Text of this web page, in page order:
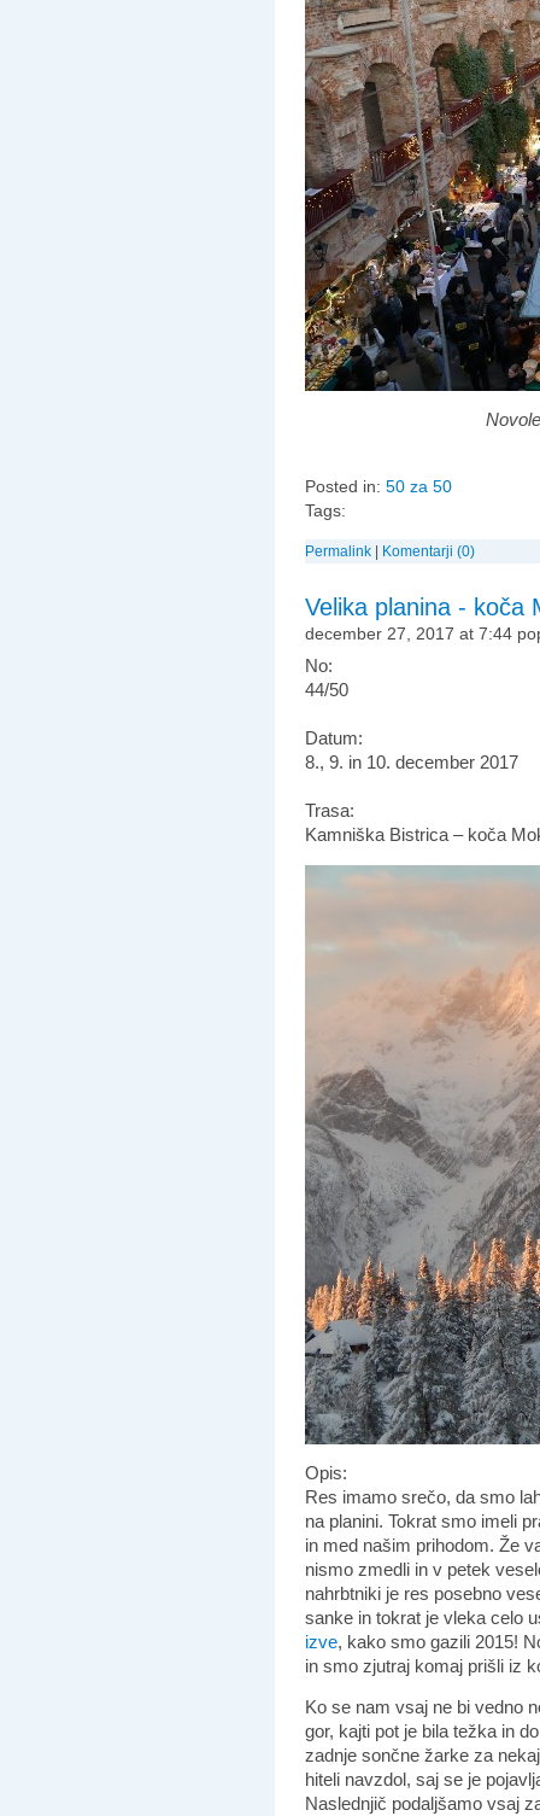
Posted in: 50 za 50
Tags:
Permalink Komentarji (0)
Velika planina - koča
december 27, 2017 at 7:44
No:
44/50
Datum:
8., 9. in 10. december 2017
Trasa:
Kamniška Bistrica – koča
Opis:
Res imamo srečo, da smo
na planini. Tokrat smo imeli
in med našim prihodom. Že
nismo zmedli in v petek
nahrbtniki je res posebno
sanke in tokrat je vleka celo
izve, kako smo gazili 2015!
in smo zjutraj komaj prišli iz
Ko se nam vsaj ne bi vedno
gor, kajti pot je bila težka in
zadnje sončne žarke za
hiteli navzdol, saj se je
Naslednjič podaljšamo vsaj